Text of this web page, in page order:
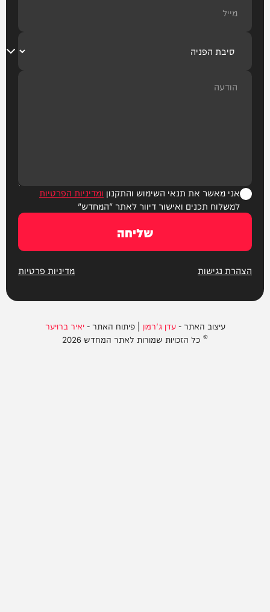
אני מאשר את תנאי השימוש והתקנון ומדיניות הפרטיות
למשלוח תכנים ואישור דיוור לאתר "המחדש"
שליחה
הצהרת נגישות מדיניות פרטיות
עיצוב האתר -עדן ג'רמון | פיתוח האתר -יאיר ברויער
© כל הזכויות שמורות לאתר המחדש 2026